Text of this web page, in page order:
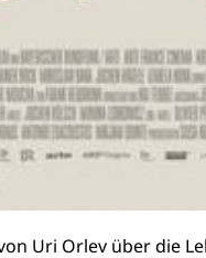
Uri Orlev über die